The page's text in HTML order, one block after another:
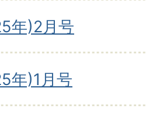
年)2月号
年)1月号